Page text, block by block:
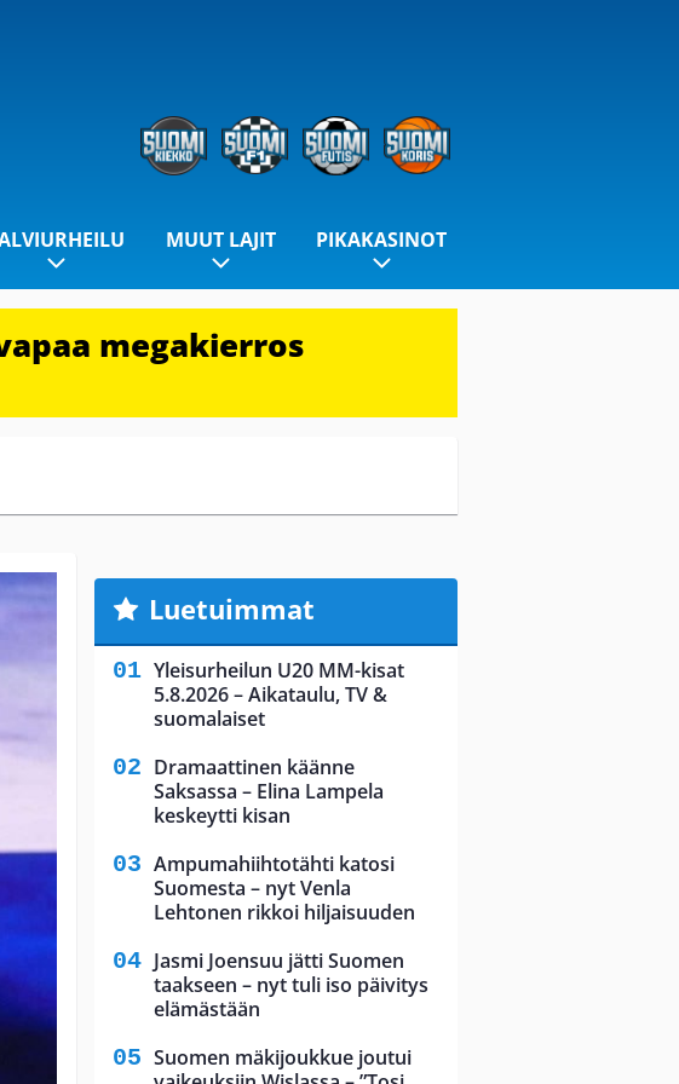
MUUT LAJIT PIKAKASINOT
megakierros
Luetuimmat
Yleisurheilun U20 MM-kisat
5.8.2026 – Aikataulu, TV &
suomalaiset
Dramaattinen käänne
Saksassa – Elina Lampela
keskeytti kisan
Ampumahiihtotähti katosi
Suomesta – nyt Venla
Lehtonen rikkoi hiljaisuuden
Jasmi Joensuu jätti Suomen
taakseen – nyt tuli iso päivitys
elämästään
Suomen mäkijoukkue joutui